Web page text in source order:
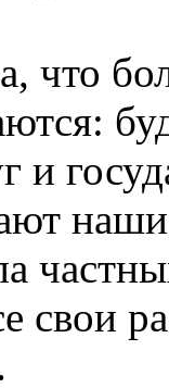
что
и
свои